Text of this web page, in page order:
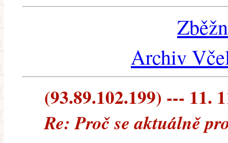
Archiv
(93.89.102.199) --- 11.
Re: Proč se aktuálně